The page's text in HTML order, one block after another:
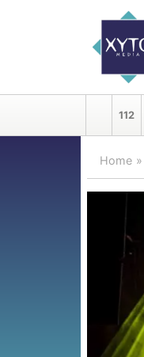
112
Home